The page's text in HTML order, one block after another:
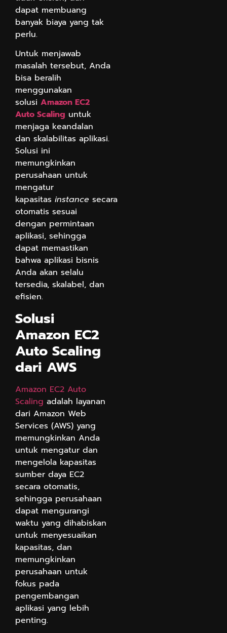
dapat membuang
banyak biaya yang tak
perlu.
Untuk menjawab
masalah tersebut, Anda
bisa beralih
menggunakan
solusi Amazon EC2
Auto Scaling untuk
menjaga keandalan
dan skalabilitas aplikasi.
Solusi ini
memungkinkan
perusahaan untuk
mengatur
kapasitas instance secara
otomatis sesuai
dengan permintaan
aplikasi, sehingga
dapat memastikan
bahwa aplikasi bisnis
Anda akan selalu
tersedia, skalabel, dan
efisien.
Solusi
Amazon EC2
Auto Scaling
dari AWS
Amazon EC2 Auto
Scaling adalah layanan
dari Amazon Web
Services (AWS) yang
memungkinkan Anda
untuk mengatur dan
mengelola kapasitas
sumber daya EC2
secara otomatis,
sehingga perusahaan
dapat mengurangi
waktu yang dihabiskan
untuk menyesuaikan
kapasitas, dan
memungkinkan
perusahaan untuk
fokus pada
pengembangan
aplikasi yang lebih
penting.